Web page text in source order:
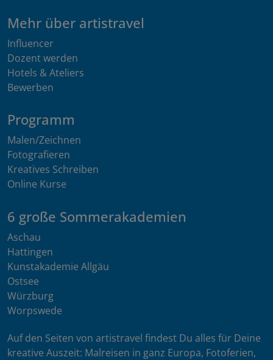
Mehr über artistravel
Influencer
Dozent werden
Hotels & Ateliers
Bewerben
Programm
Malen/Zeichnen
Fotografieren
Kreatives Schreiben
Online Kurse
6 große Sommerakademien
Aschau
Hattingen
Kunstakademie Allgäu
Ostsee
Würzburg
Worpswede
Auf den Seiten von artistravel findest Du alles für Deine
kreative Auszeit: Malreisen in ganz Europa, Fotoferien,